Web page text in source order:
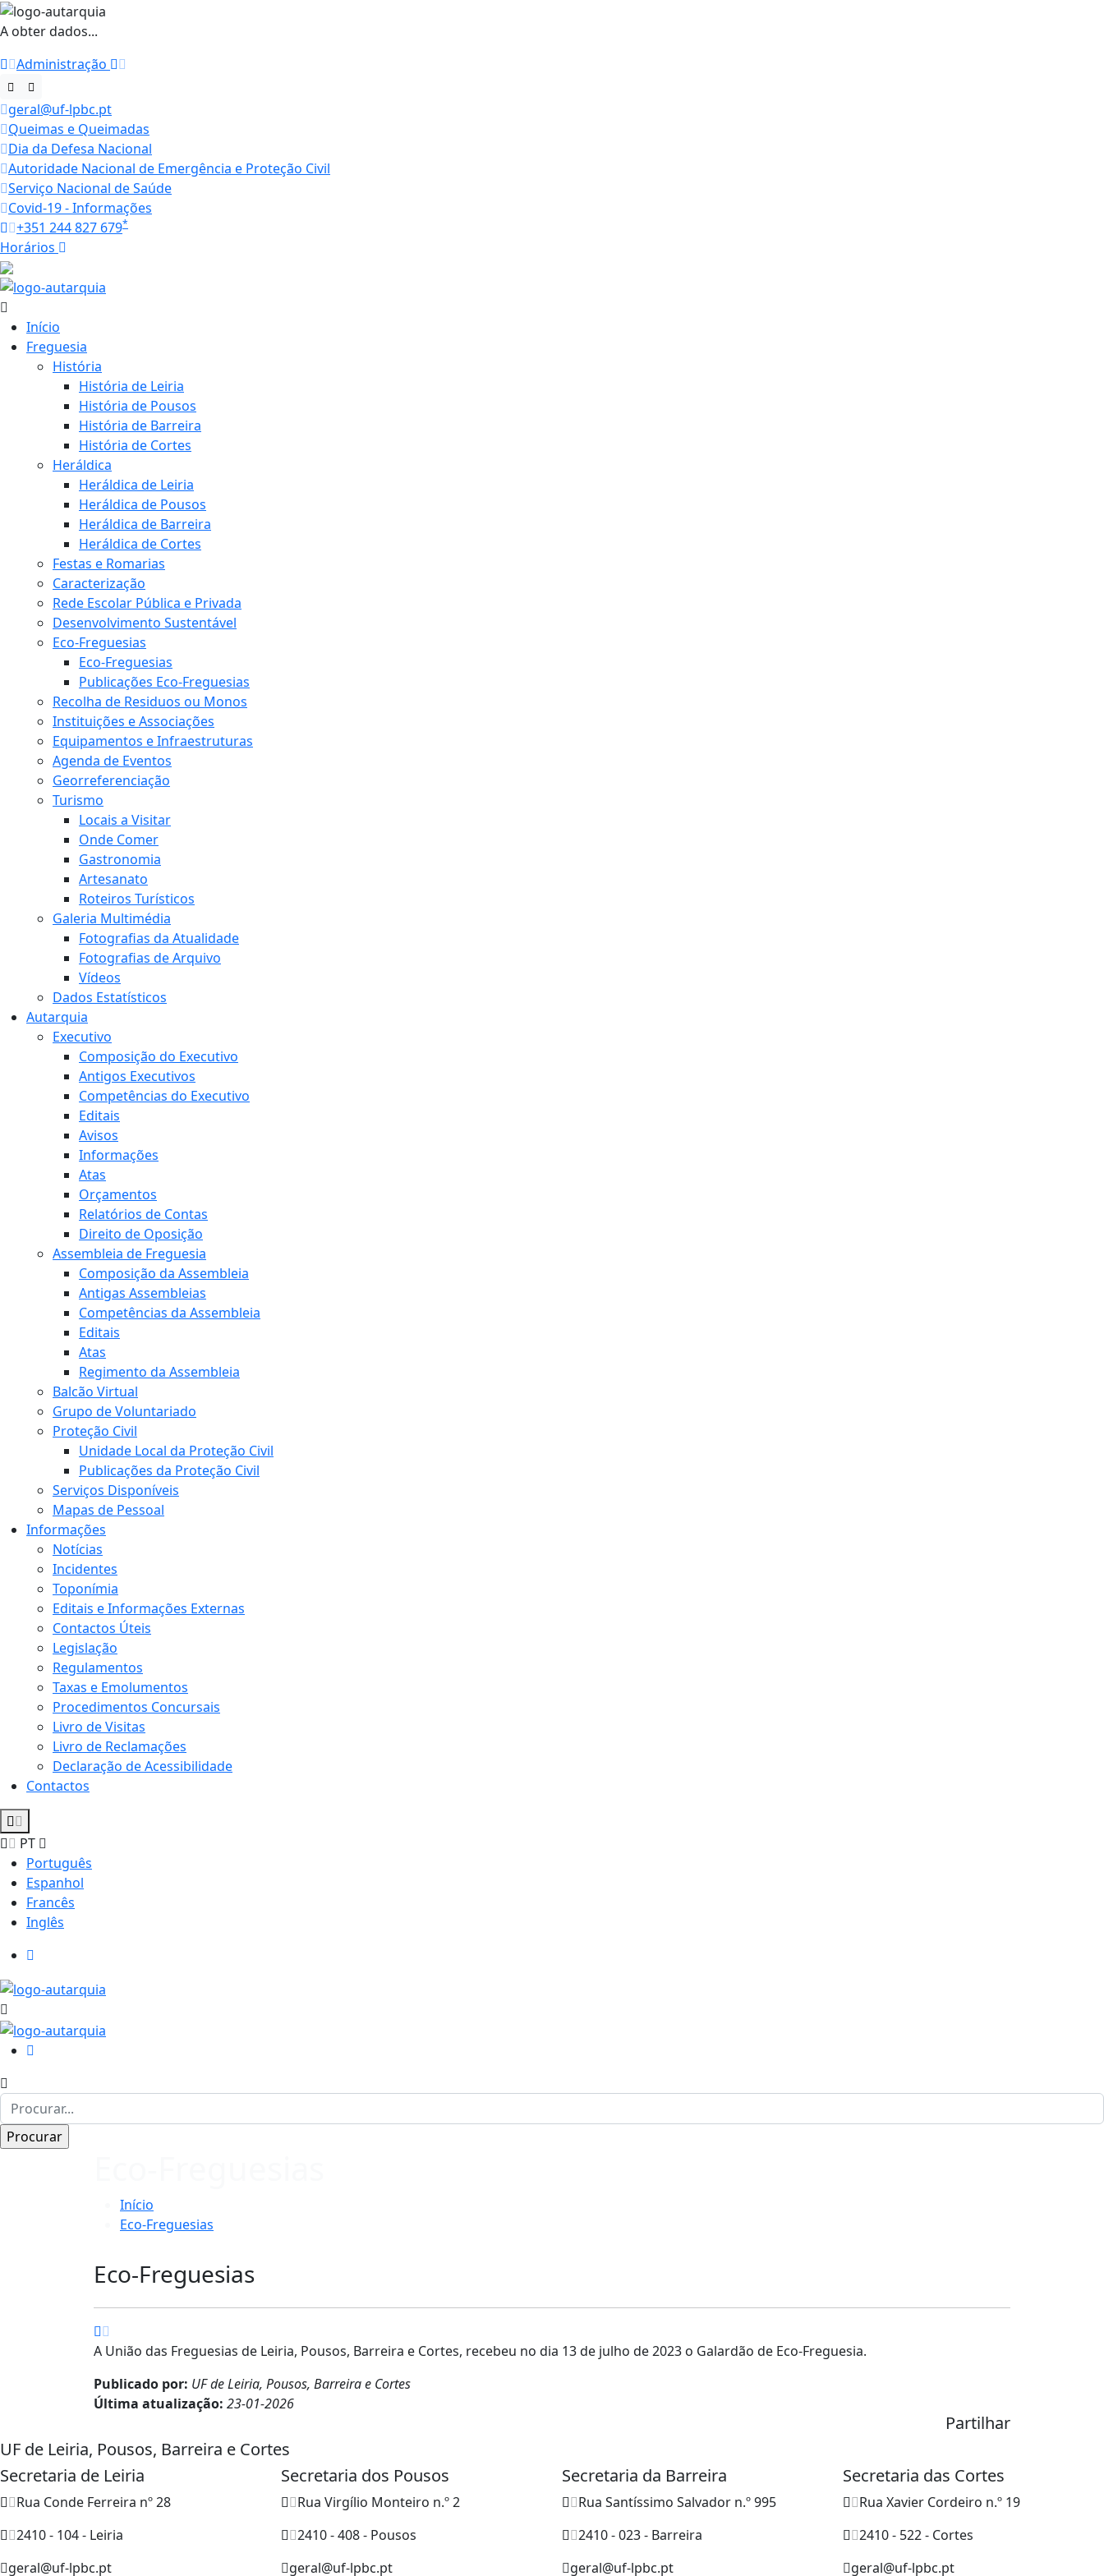
A obter dados...
Administração
geral@uf-lpbc.pt
Queimas e Queimadas
Dia da Defesa Nacional
Autoridade Nacional de Emergência e Proteção Civil
Serviço Nacional de Saúde
Covid-19 - Informações
+351 244 827 679*
Horários
Início
Freguesia
História
História de Leiria
História de Pousos
História de Barreira
História de Cortes
Heráldica
Heráldica de Leiria
Heráldica de Pousos
Heráldica de Barreira
Heráldica de Cortes
Festas e Romarias
Caracterização
Rede Escolar Pública e Privada
Desenvolvimento Sustentável
Eco-Freguesias
Eco-Freguesias
Publicações Eco-Freguesias
Recolha de Residuos ou Monos
Instituições e Associações
Equipamentos e Infraestruturas
Agenda de Eventos
Georreferenciação
Turismo
Locais a Visitar
Onde Comer
Gastronomia
Artesanato
Roteiros Turísticos
Galeria Multimédia
Fotografias da Atualidade
Fotografias de Arquivo
Vídeos
Dados Estatísticos
Autarquia
Executivo
Composição do Executivo
Antigos Executivos
Competências do Executivo
Editais
Avisos
Informações
Atas
Orçamentos
Relatórios de Contas
Direito de Oposição
Assembleia de Freguesia
Composição da Assembleia
Antigas Assembleias
Competências da Assembleia
Editais
Atas
Regimento da Assembleia
Balcão Virtual
Grupo de Voluntariado
Proteção Civil
Unidade Local da Proteção Civil
Publicações da Proteção Civil
Serviços Disponíveis
Mapas de Pessoal
Informações
Notícias
Incidentes
Toponímia
Editais e Informações Externas
Contactos Úteis
Legislação
Regulamentos
Taxas e Emolumentos
Procedimentos Concursais
Livro de Visitas
Livro de Reclamações
Declaração de Acessibilidade
Contactos
PT
Português
Espanhol
Francês
Inglês
Início
Eco-Freguesias
Eco-Freguesias
A União das Freguesias de Leiria, Pousos, Barreira e Cortes, recebeu no dia 13 de julho de 2023 o Galardão de Eco-Freguesia.
Publicado por: UF de Leiria, Pousos, Barreira e Cortes
Última atualização: 23-01-2026
Partilhar
UF de Leiria, Pousos, Barreira e Cortes
Secretaria de Leiria
Rua Conde Ferreira nº 28
2410 - 104 - Leiria
geral@uf-lpbc.pt
Secretaria dos Pousos
Rua Virgílio Monteiro n.º 2
2410 - 408 - Pousos
geral@uf-lpbc.pt
Secretaria da Barreira
Rua Santíssimo Salvador n.º 995
2410 - 023 - Barreira
geral@uf-lpbc.pt
Secretaria das Cortes
Rua Xavier Cordeiro n.º 19
2410 - 522 - Cortes
geral@uf-lpbc.pt